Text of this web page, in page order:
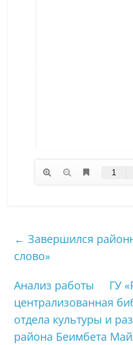
← Завершился
слово»
Анализ работы ГУ
централизованная
отдела культуры и
района Беимбета